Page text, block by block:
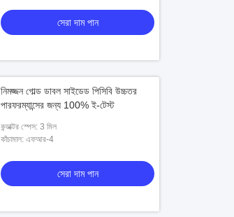
সেরা দাম পান
নিমজ্জন গোল্ড ডাবল সাইডেড পিসিবি উচ্চতর
পারফরম্যান্সের জন্য 100% ই-টেস্ট
কন্ডাক্টর স্পেস: 3 মিল
কাঁচামাল: এফআর-4
সেরা দাম পান